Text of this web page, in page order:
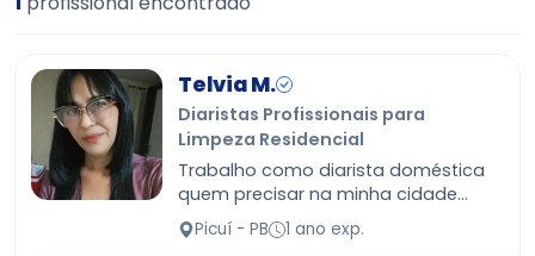
Telvia M.
Diaristas Profissionais para
Limpeza Residencial
Trabalho como diarista doméstica
quem precisar na minha cidade
entre em contato pelo meu
whatsapp 83981903507
Picuí - PB 1 ano exp.